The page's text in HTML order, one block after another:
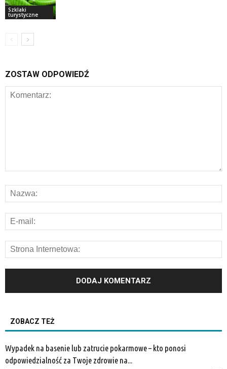
Szklaki
turystyczne
ZOSTAW ODPOWIEDŹ
ZOBACZ TEŻ
Wypadek na basenie lub zatrucie pokarmowe – kto ponosi
odpowiedzialność za Twoje zdrowie na...